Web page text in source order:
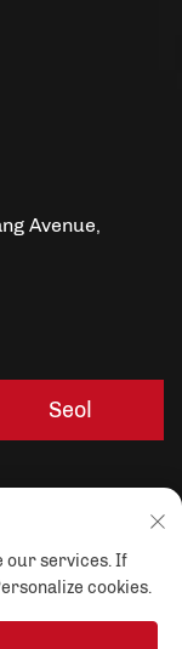
Avenue,
Seol
Co., Ltd.
our services. If
cookies.